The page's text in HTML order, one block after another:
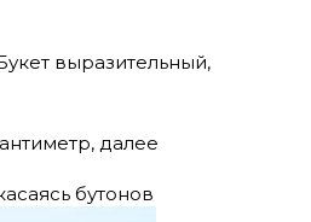
выразительный,
далее
бутонов